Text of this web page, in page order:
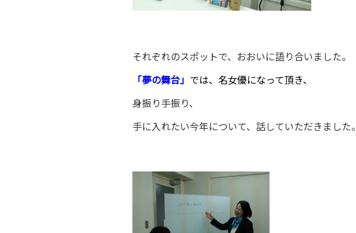
それぞれのスポットで、おおいに語り合いました。
「夢の舞台」 では、名女優になって頂き、
身振り手振り、
手に入れたい今年について、話していただきました。